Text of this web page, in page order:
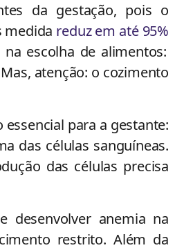
da gestação, pois o
medida reduz em até 95%
escolha de alimentos:
atenção: o cozimento
para a gestante:
das células sanguíneas.
das células precisa
desenvolver anemia na
restrito. Além da